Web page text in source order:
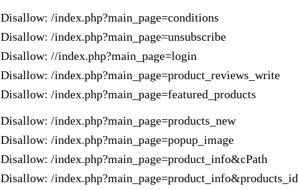
Disallow: /index.php?main_page=conditions
Disallow: /index.php?main_page=unsubscribe
Disallow: //index.php?main_page=login
Disallow: /index.php?main_page=product_reviews_write
Disallow: /index.php?main_page=featured_products
Disallow: /index.php?main_page=products_new
Disallow: /index.php?main_page=popup_image
Disallow: /index.php?main_page=product_info&cPath
Disallow: /index.php?main_page=product_info&products_id